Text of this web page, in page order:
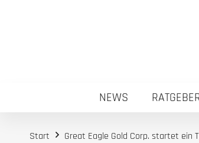
NEWS
Start Great Eagle Gold Corp. startet ein